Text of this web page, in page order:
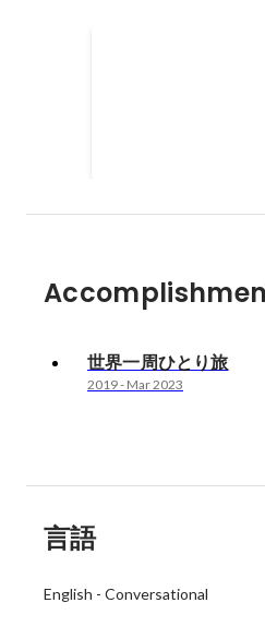
世界一周ひとり旅
2019- Mar 2023
言語
English - Conversational